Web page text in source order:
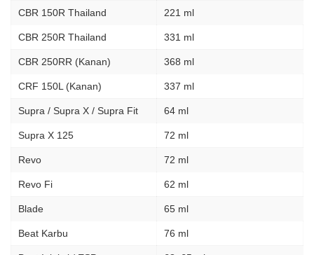
CBR 150R Thailand 221 ml
CBR 250R Thailand 331 ml
CBR 250RR (Kanan) 368 ml
CRF 150L (Kanan) 337 ml
Supra / Supra X / Supra Fit 64 ml
Supra X 125 72 ml
Revo 72 ml
Revo Fi 62 ml
Blade 65 ml
Beat Karbu 76 ml